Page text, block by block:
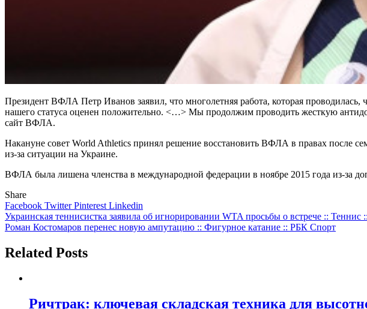
Президент ВФЛА Петр Иванов заявил, что многолетняя работа, которая
нашего статуса оценен положительно. <…> Мы продолжим проводить жесткую
сайт ВФЛА.
Накануне совет World Athletics принял решение восстановить ВФЛА в правах после
из-за ситуации на Украине.
ВФЛА была лишена членства в международной федерации в ноябре 2015 года из-за
Share
Facebook TwitterPinterest Linkedin
Навигация
по
записям
Украинская теннисистка заявила об игнорировании WTA просьбы о встрече ::
Роман Костомаров перенес новую ампутацию :: Фигурное катание :: РБК Спорт
Related Posts
Ричтрак: ключевая складская техника для